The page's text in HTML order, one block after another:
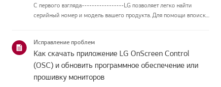
С первого взгляда-----------------LG позволяет легко найти
серийный номер и модель вашего продукта. Для помощи впоиске
руководство создано...
Исправление проблем
Как скачать приложение LG OnScreen Control
(OSC) и обновить программное обеспечение или
прошивку мониторов